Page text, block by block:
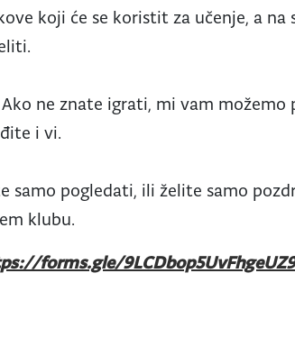
koji će se koristit za učenje, a na
ne znate igrati, mi vam možemo
i vi.
samo pogledati, ili želite samo
klubu.
forms.gle/